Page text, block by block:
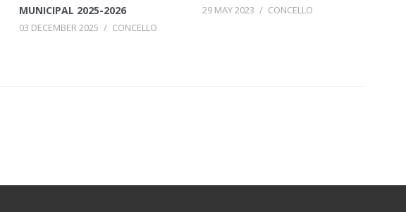
MUNICIPAL 2025-2026
03 DECEMBER 2025 / CONCELLO
29 MAY 2023 / CONCELLO